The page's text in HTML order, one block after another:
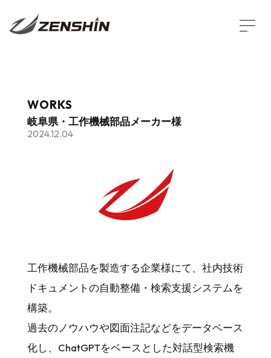
WORKS
岐阜県・工作機械部品メーカー様
2024.12.04
工作機械部品を製造する企業様にて、社内技術
ドキュメントの自動整備・検索支援システムを
構築。
過去のノウハウや図面注記などをデータベース
化し、ChatGPTをベースとした対話型検索機